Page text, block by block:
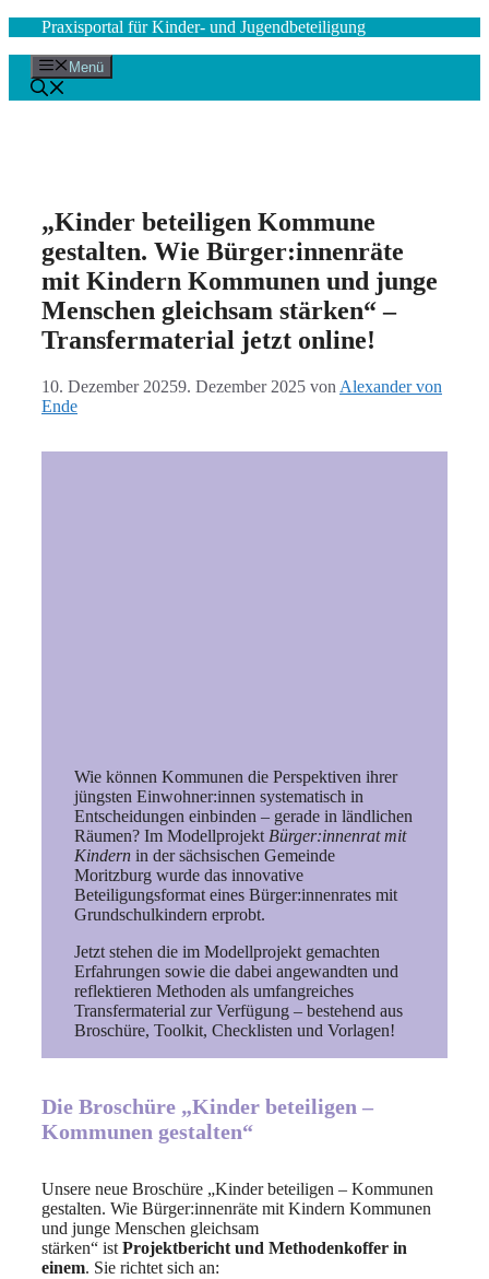
springen
Praxisportal für Kinder- und Jugendbeteiligung
Menü
„Kinder beteiligen Kommune
gestalten. Wie Bürger:innenräte
mit Kindern Kommunen und junge
Menschen gleichsam stärken“ –
Transfermaterial jetzt online!
10. Dezember 20259. Dezember 2025 von Alexander von
Ende
Wie können Kommunen die Perspektiven ihrer
jüngsten Einwohner:innen systematisch in
Entscheidungen einbinden – gerade in ländlichen
Räumen? Im Modellprojekt Bürger:innenrat mit
Kindernin der sächsischen Gemeinde
Moritzburg wurde das innovative
Beteiligungsformat eines Bürger:innenrates mit
Grundschulkindern erprobt.
Jetzt stehen die im Modellprojekt gemachten
Erfahrungen sowie die dabei angewandten und
reflektieren Methoden als umfangreiches
Transfermaterial zur Verfügung – bestehend aus
Broschüre, Toolkit, Checklisten und Vorlagen!
Die Broschüre „Kinder beteiligen –
Kommunen gestalten“
Unsere neue Broschüre „Kinder beteiligen – Kommunen
gestalten. Wie Bürger:innenräte mit Kindern Kommunen
und junge Menschen gleichsam
stärken“ ist Projektbericht und Methodenkoffer in
einem. Sie richtet sich an: